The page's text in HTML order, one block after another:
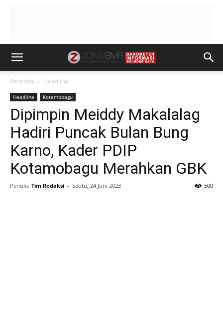
Beranda Headline
Headline Kotamobagu
Dipimpin Meiddy Makalalag
Hadiri Puncak Bulan Bung
Karno, Kader PDIP
Kotamobagu Merahkan GBK
Penulis Tim Redaksi - Sabtu, 24 Juni 2023 500